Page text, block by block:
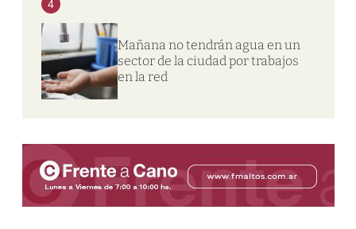
4
Mañana no tendrán agua en un
sector de la ciudad por trabajos
en la red